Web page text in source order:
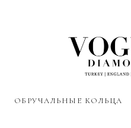
ОБРУЧАЛЬНЫЕ КОЛЬЦА